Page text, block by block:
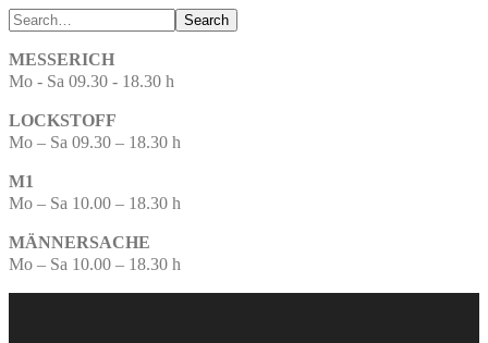
Search
MESSERICH
Mo - Sa 09.30 - 18.30 h
LOCKSTOFF
Mo – Sa 09.30 – 18.30 h
M1
Mo – Sa 10.00 – 18.30 h
MÄNNERSACHE
Mo – Sa 10.00 – 18.30 h